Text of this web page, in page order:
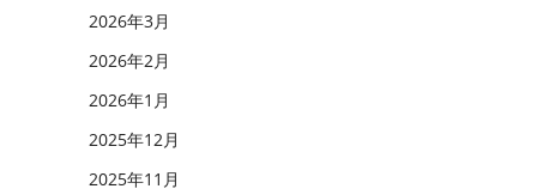
2026年3月
2026年2月
2026年1月
2025年12月
2025年11月